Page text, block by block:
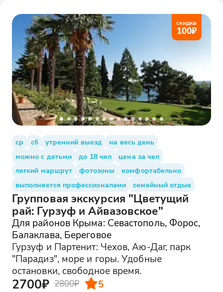
скидка
100₽
ср сб утренний выезд
на весь день
можно с детьми
до 18 чел
цена за чел
легкий маршрут
фотозоны
комфортабельно
выполняется профессионалами
семейный отдых
Групповая экскурсия "Цветущий
рай: Гурзуф и Айвазовское"
Для районов Крыма: Севастополь, Форос,
Балаклава, Береговое
Гурзуф и Партенит: Чехов, Аю-Даг, парк
"Парадиз", море и горы. Удобные
остановки, свободное время.
2700₽ 2800₽ 5